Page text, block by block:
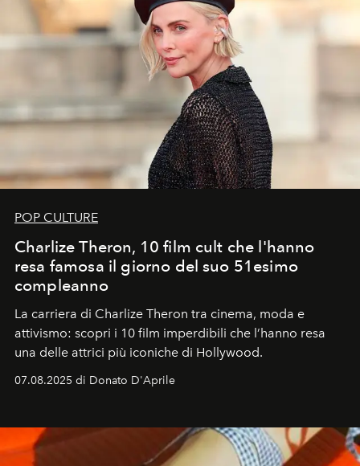
POP CULTURE
Charlize Theron, 10 film cult che l'hanno
resa famosa il giorno del suo 51esimo
compleanno
La carriera di Charlize Theron tra cinema, moda e
attivismo: scopri i 10 film imperdibili che l’hanno resa
una delle attrici più iconiche di Hollywood.
07.08.2025 di Donato D'Aprile